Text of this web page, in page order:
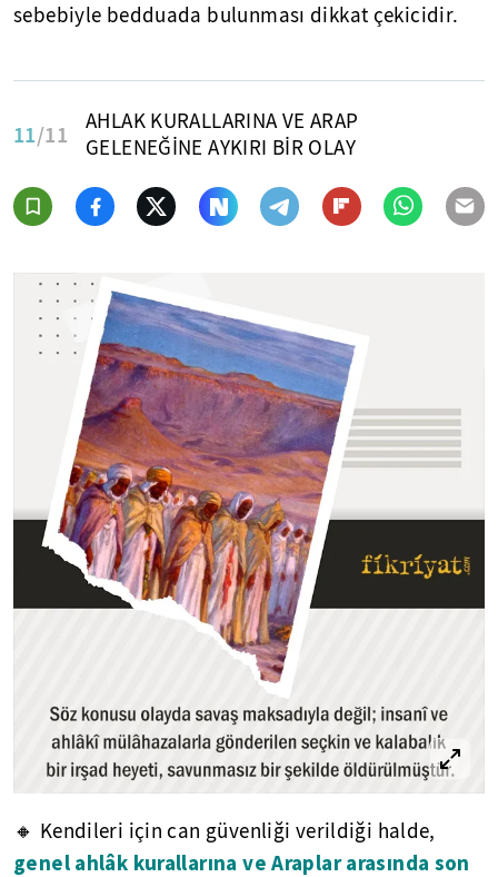
sebebiyle bedduada bulunması dikkat çekicidir.
11/11
AHLAK KURALLARINA VE ARAP
GELENEĞİNE AYKIRI BİR OLAY
🔸 Kendileri için can güvenliği verildiği halde,
genel ahlâk kurallarına ve Araplar arasında son